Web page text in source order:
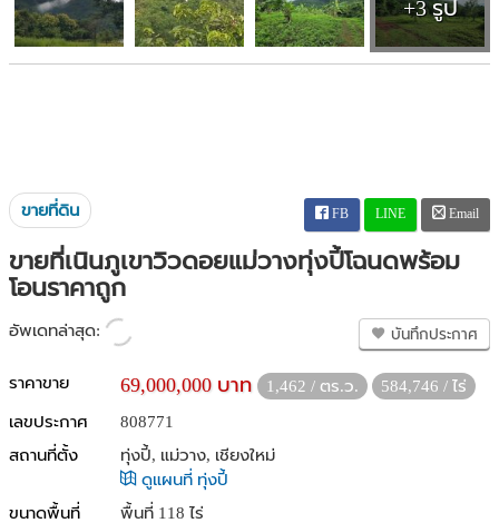
+3 รูป
ขายที่ดิน FB LINE Email
ขายที่เนินภูเขาวิวดอยแม่วางทุ่งปี้โฉนดพร้อม
โอนราคาถูก
อัพเดทล่าสุด: บันทึกประกาศ
ราคาขาย 69,000,000 บาท 1,462 / ตร.ว.
584,746 / ไร่
เลขประกาศ
808771
สถานที่ตั้ง
ทุ่งปี้, แม่วาง, เชียงใหม่
ดูแผนที่ ทุ่งปี้
ขนาดพื้นที่
พื้นที่ 118 ไร่